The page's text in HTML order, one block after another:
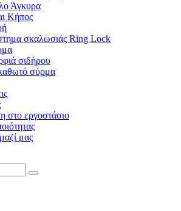
Άγκυρα
Κήπος
σκαλωσιάς Ring Lock
σιδήρου
σύρμα
στο εργοστάσιο
μας